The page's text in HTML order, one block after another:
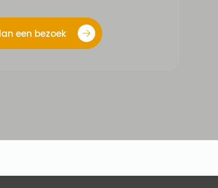
een bezoek